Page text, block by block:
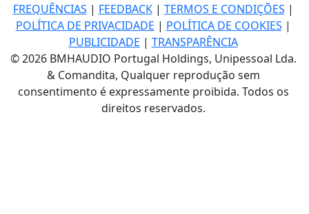
FREQUÊNCIAS | FEEDBACK| TERMOS E CONDIÇÕES |
POLÍTICA DE PRIVACIDADE | POLÍTICA DE COOKIES |
PUBLICIDADE | TRANSPARÊNCIA
© 2026 BMHAUDIO Portugal Holdings, Unipessoal Lda.
& Comandita, Qualquer reprodução sem
consentimento é expressamente proibida. Todos os
direitos reservados.